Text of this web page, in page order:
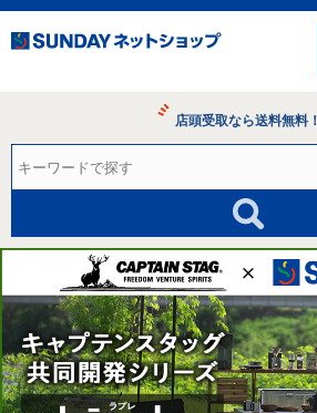
店頭受取なら送料無料！